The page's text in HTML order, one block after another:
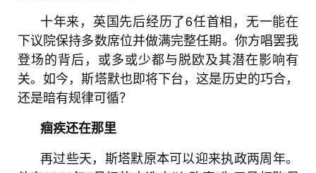
十年来，英国先后经历了6任首相，无一能在
下议院保持多数席位并做满完整任期。你方唱罢我
登场的背后，或多或少都与脱欧及其潜在影响有
关。如今，斯塔默也即将下台，这是历史的巧合，
还是暗有规律可循？
痼疾还在那里
再过些天，斯塔默原本可以迎来执政两周年。